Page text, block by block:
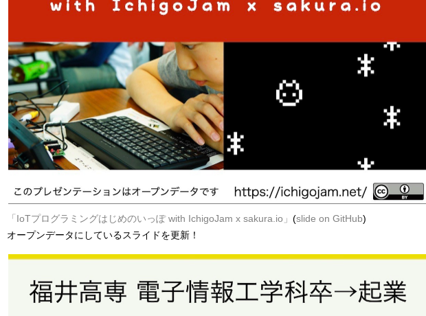
「IoTプログラミングはじめのいっぽ with IchigoJam x sakura.io」 (slide on GitHub)
オープンデータにしているスライドを更新！